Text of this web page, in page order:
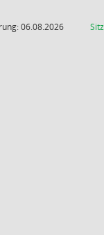
06.08.2026